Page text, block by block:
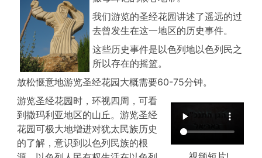
我们游览的圣经花园讲述了遥远的过
去曾发生在这一地区的历史事件。
这些历史事件是以色列地以色列民之
所以存在的摇篮。
放松惬意地游览圣经花园大概需要60-75分钟。
游览圣经花园时，环视四周，可看
到撒玛利亚地区的山丘。游览圣经
花园可极大地增进对犹太民族历史
的了解，意识到以色列民族的根